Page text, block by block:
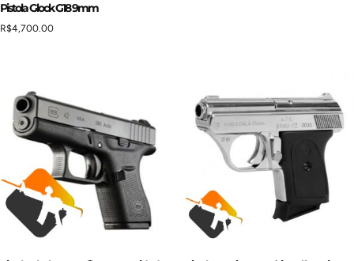
Pistola Glock G18 9mm
R$4,700.00